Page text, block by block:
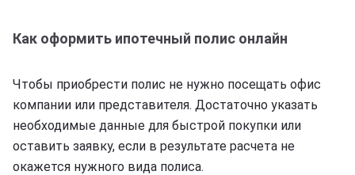
Как оформить ипотечный полис онлайн
Чтобы приобрести полис не нужно посещать офис
компании или представителя. Достаточно указать
необходимые данные для быстрой покупки или
оставить заявку, если в результате расчета не
окажется нужного вида полиса.